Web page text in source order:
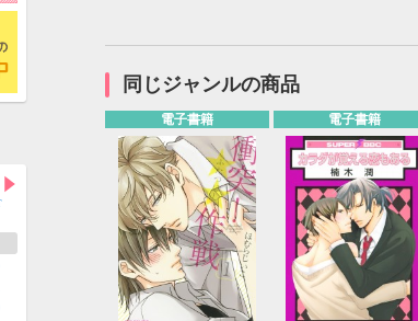
同じジャンルの商品
電子書籍 電子書籍
9月
MON TUE WED THU FRI SAT
1 2 3 4
5
8 9 10 11
12
15 16 18
19
22 23 25
26
30